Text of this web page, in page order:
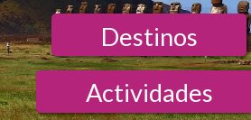
Destinos
Actividades